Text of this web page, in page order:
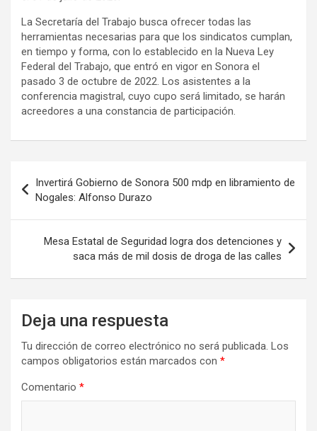
La Secretaría del Trabajo busca ofrecer todas las
herramientas necesarias para que los sindicatos cumplan,
en tiempo y forma, con lo establecido en la Nueva Ley
Federal del Trabajo, que entró en vigor en Sonora el
pasado 3 de octubre de 2022. Los asistentes a la
conferencia magistral, cuyo cupo será limitado, se harán
acreedores a una constancia de participación.
de
entradas
Invertirá Gobierno de Sonora 500 mdp en libramiento de
Nogales: Alfonso Durazo
Mesa Estatal de Seguridad logra dos detenciones y
saca más de mil dosis de droga de las calles
Deja una respuesta
Tu dirección de correo electrónico no será publicada. Los
campos obligatorios están marcados con *
Comentario *